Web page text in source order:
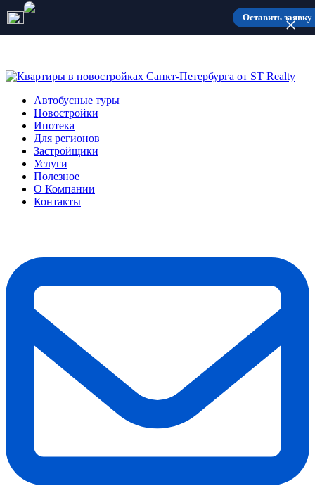
Количество мест ограничено
Автобусные туры
Новостройки
Ипотека
Для регионов
Застройщики
Услуги
Полезное
О Компании
Контакты
Оставить заявку